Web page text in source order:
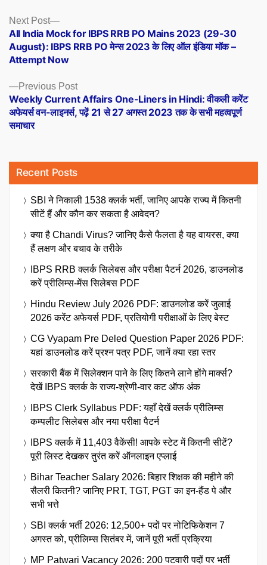
Posts
navigation
Previous PostPrevious
post:
Weekly Current Affairs One-Liners in Hindi: वीकली करेंट
अफेयर्स वन-लाइनर्स, पढ़ें 21 से 27 अगस्त 2023 तक के सभी महत्वपूर्ण
समाचार
Next Post
Next
post:
All India Mock for IBPS RRB PO Mains 2023 (29-30
August): IBPS RRB PO मेन्स 2023 के लिए ऑल इंडिया मॉक –
Attempt Now
Recent Posts
SBI ने निकाली 1538 क्लर्क भर्ती, जानिए आपके राज्य में कितनी
सीटें हैं और कौन कर सकता है आवेदन?
क्या है Chandi Virus? जानिए कैसे फैलता है यह वायरस, क्या
हैं लक्षण और बचाव के तरीके
IBPS RRB क्लर्क सिलेबस और परीक्षा पैटर्न 2026, डाउनलोड
करें प्रीलिम्स-मेंस सिलेबस PDF
Hindu Review July 2026 PDF: डाउनलोड करें जुलाई
2026 करेंट अफेयर्स PDF, प्रतियोगी परीक्षाओं के लिए बेस्ट
CG Vyapam Pre Deled Question Paper 2026 PDF:
यहां डाउनलोड करें प्रश्न पत्र PDF, जानें क्या रहा स्तर
सरकारी बैंक में सिलेक्शन पाने के लिए कितने लाने होंगे मार्क्स?
देखें IBPS क्लर्क के राज्य-श्रेणी-वार कट ऑफ अंक
IBPS Clerk Syllabus PDF: यहाँ देखें क्लर्क प्रीलिम्स
कम्पलीट सिलेबस और नया परीक्षा पैटर्न
IBPS क्लर्क में 11,403 वैकेंसी! आपके स्टेट में कितनी सीटें?
पूरी लिस्ट देखकर तुरंत करें ऑनलाइन एप्लाई
Bihar Teacher Salary 2026: बिहार शिक्षक की महीने की
सैलरी कितनी? जानिए PRT, TGT, PGT का इन-हैंड पे और
सभी भत्ते
SBI क्लर्क भर्ती 2026: 12,500+ पदों पर नोटिफिकेशन 7
अगस्त को, प्रीलिम्स सितंबर में, जानें पूरी भर्ती प्रक्रिया
MP Patwari Vacancy 2026: 200 पटवारी पदों पर भर्ती